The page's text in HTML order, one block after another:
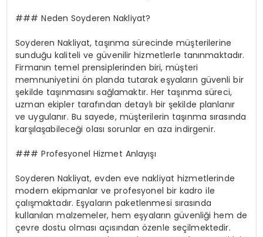
### Neden Soyderen Nakliyat?
Soyderen Nakliyat, taşınma sürecinde müşterilerine
sunduğu kaliteli ve güvenilir hizmetlerle tanınmaktadır.
Firmanın temel prensiplerinden biri, müşteri
memnuniyetini ön planda tutarak eşyaların güvenli bir
şekilde taşınmasını sağlamaktır. Her taşınma süreci,
uzman ekipler tarafından detaylı bir şekilde planlanır
ve uygulanır. Bu sayede, müşterilerin taşınma sırasında
karşılaşabileceği olası sorunlar en aza indirgenir.
### Profesyonel Hizmet Anlayışı
Soyderen Nakliyat, evden eve nakliyat hizmetlerinde
modern ekipmanlar ve profesyonel bir kadro ile
çalışmaktadır. Eşyaların paketlenmesi sırasında
kullanılan malzemeler, hem eşyaların güvenliği hem de
çevre dostu olması açısından özenle seçilmektedir.